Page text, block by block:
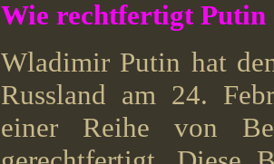
Wie rechtfertigt Putin
Wladimir Putin hat
Russland am 24.
einer Reihe von